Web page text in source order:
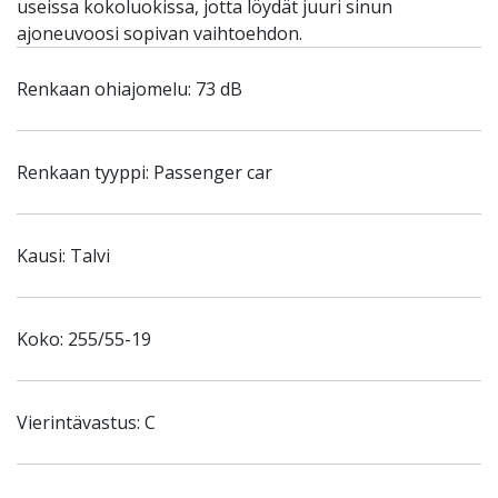
useissa kokoluokissa, jotta löydät juuri sinun
ajoneuvoosi sopivan vaihtoehdon.
Renkaan ohiajomelu: 73 dB
Renkaan tyyppi: Passenger car
Kausi: Talvi
Koko: 255/55-19
Vierintävastus: C